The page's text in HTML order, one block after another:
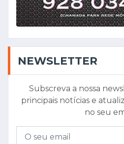
NEWSLETTER
Subscreva a nossa
principais notícias e
no seu